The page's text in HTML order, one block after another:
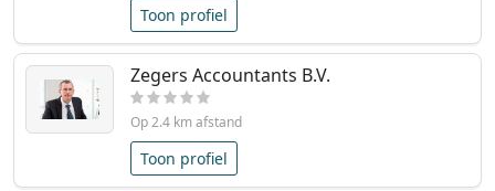
Toon profiel
Zegers Accountants B.V.
Op 2.4 km afstand
Toon profiel